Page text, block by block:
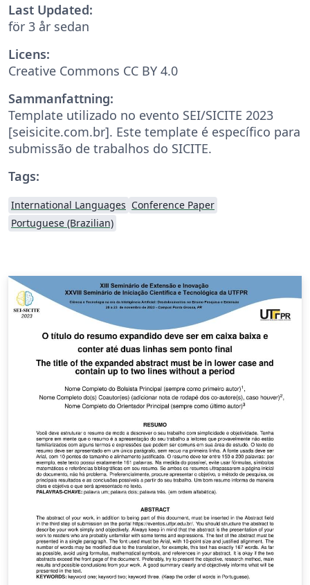
Last Updated:
för 3 år sedan
Licens:
Creative Commons CC BY 4.0
Sammanfattning:
Template utilizado no evento SEI/SICITE 2023
[seisicite.com.br]. Este template é específico para
submissão de trabalhos do SICITE.
Tags:
International Languages Conference Paper
Portuguese (Brazilian)